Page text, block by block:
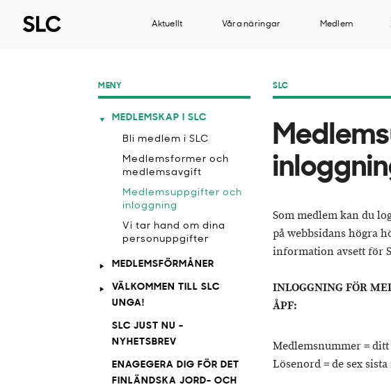
Aktuellt Våra näringar Medlem
SLC
Som medlem kan du
på webbsidans högra
information avsett för
INLOGGNING FÖR
ÅPF:
Medlemsnummer =
Lösenord = de sex
MENY
MEDLEMSKAP I SLC
Bli medlem i SLC
Medlemsformer och
medlemsavgift
Medlemsuppgifter och
inloggning
Vi tar hand om dina
personuppgifter
MEDLEMSFÖRMÅNER
VÄLKOMMEN TILL SLC
UNGA!
SLC JUST NU -
NYHETSBREV
ENAGEGERA DIG FÖR DET
FINLÄNDSKA JORD- OCH